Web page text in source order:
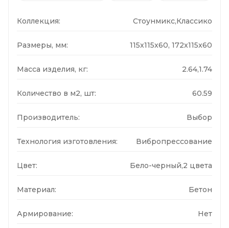
Коллекция: Стоунмикс,Классико
Размеры, мм: 115x115x60, 172x115x60
Масса изделия, кг: 2.64,1.74
Количество в м2, шт: 60.59
Производитель: Выбор
Технология изготовления: Вибропрессование
Цвет: Бело-черный,2 цвета
Материал: Бетон
Армирование: Нет